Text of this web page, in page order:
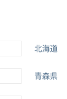
北海道
青森県